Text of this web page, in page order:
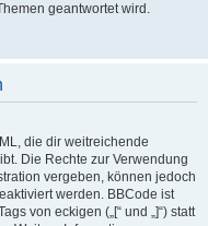
geantwortet wird.
die dir weitreichende
Die Rechte zur Verwendung
vergeben, können jedoch
werden. BBCode ist
von eckigen („[“ und „]“) statt